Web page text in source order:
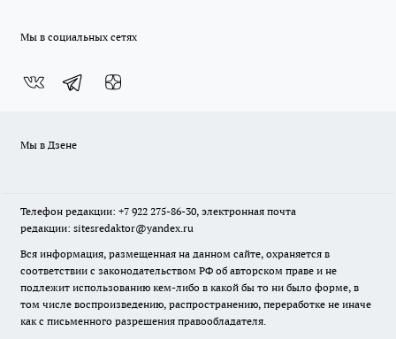
Мы в социальных сетях
Мы в Дзене
Телефон редакции: +7 922 275-86-30, электронная почта
редакции: sitesredaktor@yandex.ru
Вся информация, размещенная на данном сайте, охраняется в
соответствии с законодательством РФ об авторском праве и не
подлежит использованию кем-либо в какой бы то ни было форме, в
том числе воспроизведению, распространению, переработке не иначе
как с письменного разрешения правообладателя.